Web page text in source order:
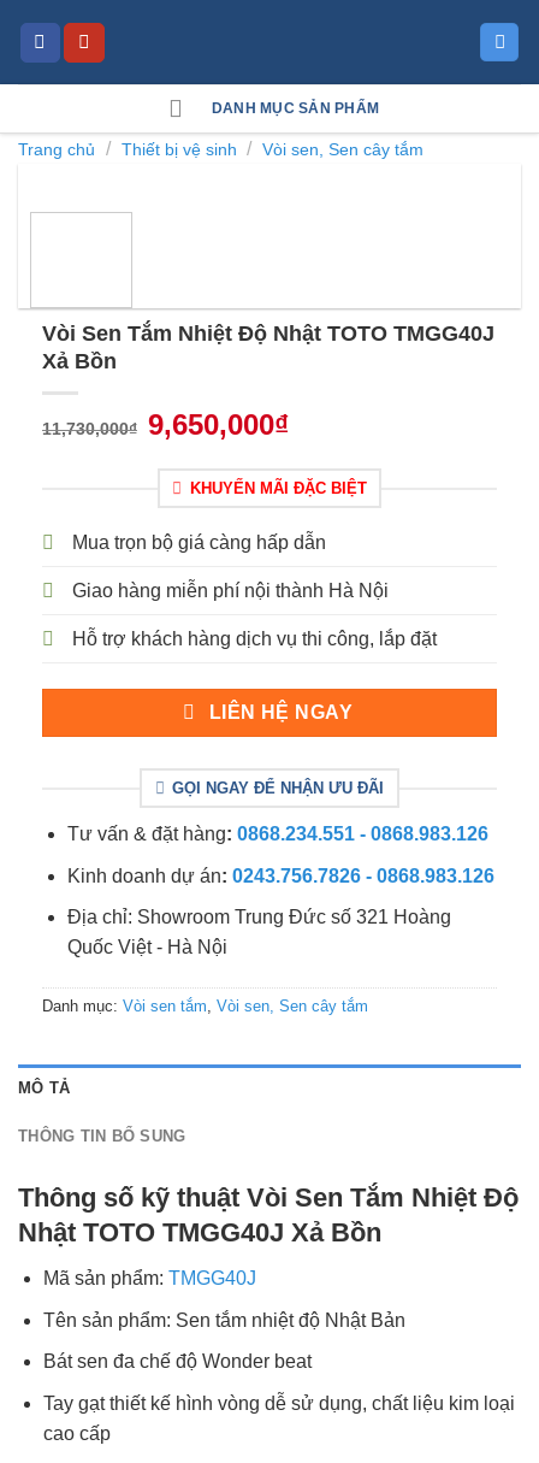
DANH MỤC SẢN PHẨM
Trang chủ / Thiết bị vệ sinh / Vòi sen, Sen cây tắm
Vòi Sen Tắm Nhiệt Độ Nhật TOTO TMGG40J
Xả Bồn
11,730,000₫ 9,650,000₫
KHUYẾN MÃI ĐẶC BIỆT
Mua trọn bộ giá càng hấp dẫn
Giao hàng miễn phí nội thành Hà Nội
Hỗ trợ khách hàng dịch vụ thi công, lắp đặt
LIÊN HỆ NGAY
GỌI NGAY ĐỂ NHẬN ƯU ĐÃI
Tư vấn & đặt hàng: 0868.234.551 - 0868.983.126
Kinh doanh dự án: 0243.756.7826 - 0868.983.126
Địa chỉ: Showroom Trung Đức số 321 Hoàng
Quốc Việt - Hà Nội
Danh mục: Vòi sen tắm, Vòi sen, Sen cây tắm
MÔ TẢ
THÔNG TIN BỔ SUNG
Thông số kỹ thuật Vòi Sen Tắm Nhiệt Độ
Nhật TOTO TMGG40J Xả Bồn
Mã sản phẩm: TMGG40J
Tên sản phẩm: Sen tắm nhiệt độ Nhật Bản
Bát sen đa chế độ Wonder beat
Tay gạt thiết kế hình vòng dễ sử dụng, chất liệu kim loại
cao cấp